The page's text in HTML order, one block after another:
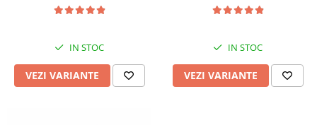
IN STOC
VEZI VARIANTE
modele
IN STOC
VEZI VARIANTE